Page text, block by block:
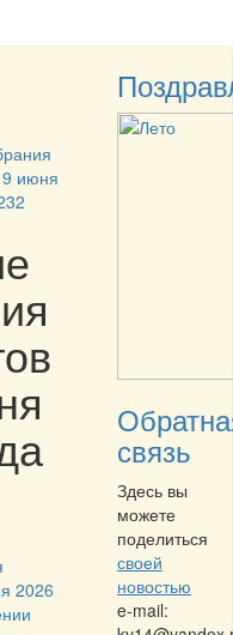
9 июня
2026
связь
Здесь вы
можете
поделиться
своей
новостью
e-mail: